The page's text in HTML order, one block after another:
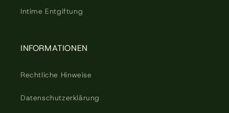
Intime Entgiftung
INFORMATIONEN
Rechtliche Hinweise
Datenschutzerklärung